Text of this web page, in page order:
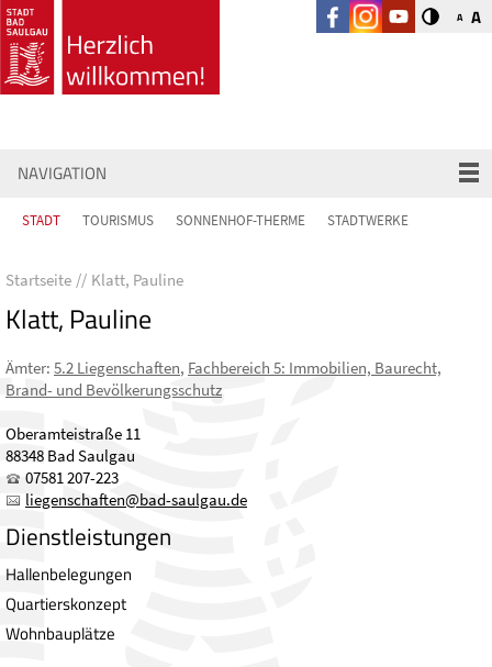
A A
NAVIGATION
STADT TOURISMUS SONNENHOF-THERME STADTWERKE
Startseite Klatt, Pauline
Klatt, Pauline
Ämter: 5.2 Liegenschaften, Fachbereich 5: Immobilien, Baurecht,
Brand- und Bevölkerungsschutz
Oberamteistraße 11
88348 Bad Saulgau
07581 207-223
liegenschaften@bad-saulgau.de
Dienstleistungen
Hallenbelegungen
Quartierskonzept
Wohnbauplätze